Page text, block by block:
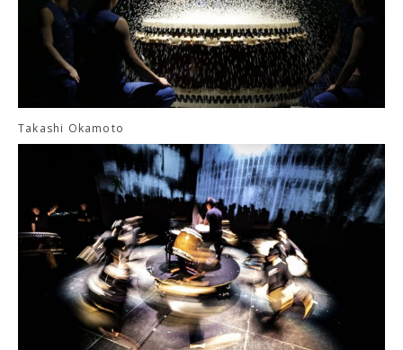
Takashi Okamoto